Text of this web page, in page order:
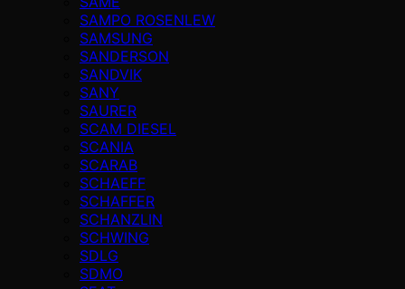
SAMPO ROSENLEW
SAMSUNG
SANDERSON
SANDVIK
SANY
SAURER
SCAM DIESEL
SCANIA
SCARAB
SCHAEFF
SCHAFFER
SCHANZLIN
SCHWING
SDLG
SDMO